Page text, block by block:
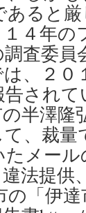
ると
４年
査委員
、２０
され
半澤隆
、裁
メー
法提供
の「伊